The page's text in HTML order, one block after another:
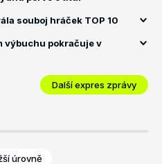
souboj hráček TOP 10
výbuchu pokračuje v
Další expres zprávy
úrovně